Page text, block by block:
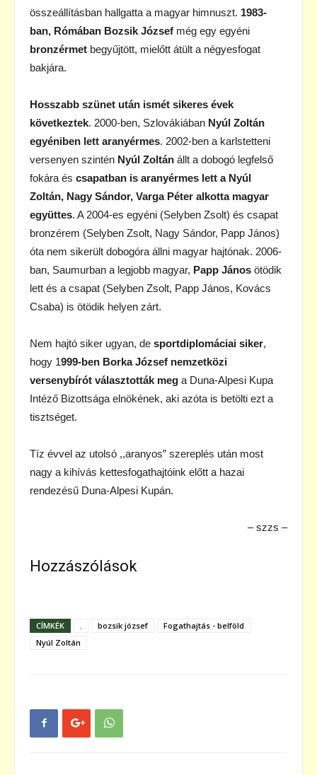
összeállításban hallgatta a magyar himnuszt. 1983-
ban, Rómában Bozsik József még egy egyéni
bronzérmet begyűjtött, mielőtt átült a négyesfogat
bakjára.
Hosszabb szünet után ismét sikeres évek
következtek. 2000-ben, Szlovákiában Nyúl Zoltán
egyéniben lett aranyérmes. 2002-ben a karlstetteni
versenyen szintén Nyúl Zoltán állt a dobogó legfelső
fokára és csapatban is aranyérmes lett a Nyúl
Zoltán, Nagy Sándor, Varga Péter alkotta magyar
együttes. A 2004-es egyéni (Selyben Zsolt) és csapat
bronzérem (Selyben Zsolt, Nagy Sándor, Papp János)
óta nem sikerült dobogóra állni magyar hajtónak. 2006-
ban, Saumurban a legjobb magyar, Papp János ötödik
lett és a csapat (Selyben Zsolt, Papp János, Kovács
Csaba) is ötödik helyen zárt.
Nem hajtó siker ugyan, de sportdiplomáciai siker,
hogy 1999-ben Borka József nemzetközi
versenybírót választották meg a Duna-Alpesi Kupa
Intéző Bizottsága elnökének, aki azóta is betölti ezt a
tisztséget.
Tíz évvel az utolsó ,,aranyos” szereplés után most
nagy a kihívás kettesfogathajtóink előtt a hazai
rendezésű Duna-Alpesi Kupán.
– szzs –
Hozzászólások
CÍMKÉK bozsik józsef
Fogathajtás - belföld
Nyúl Zoltán